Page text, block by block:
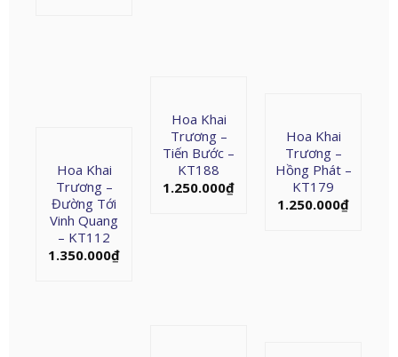
Hoa Khai
Trương –
Tiến Bước –
KT188
1.250.000₫
Hoa Khai
Trương –
Hồng Phát –
KT179
1.250.000₫
Hoa Khai
Trương –
Đường Tới
Vinh Quang
– KT112
1.350.000₫